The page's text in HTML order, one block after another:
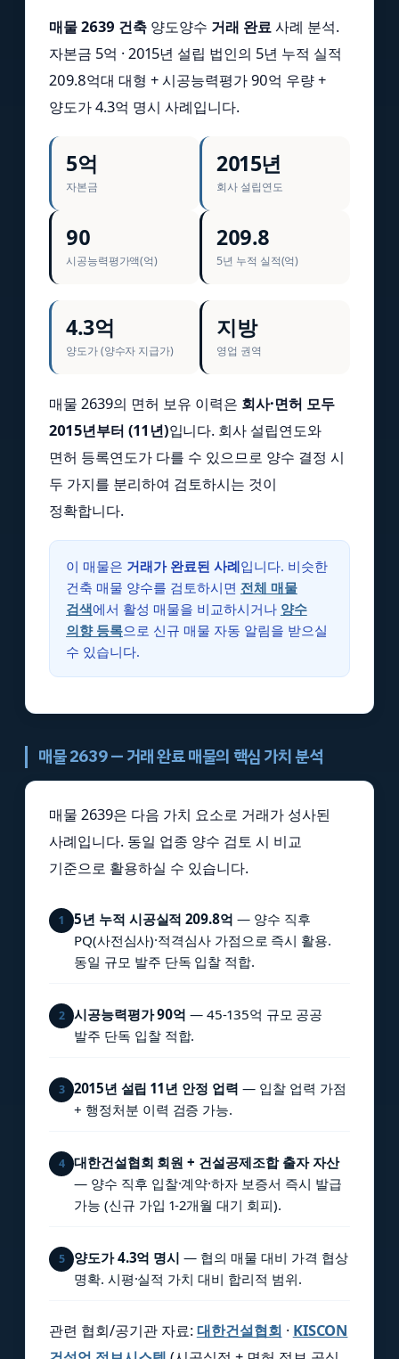
매물 2639 건축양도양수 거래 완료사례 분석.
자본금 5억 · 2015년 설립 법인의 5년 누적 실적
209.8억대 대형 + 시공능력평가 90억 우량 +
양도가 4.3억 명시 사례입니다.
5억
자본금
2015년
회사 설립연도
90
시공능력평가액(억)
209.8
5년 누적 실적(억)
4.3억
양도가 (양수자 지급가)
지방
영업 권역
매물 2639의 면허 보유 이력은 회사·면허 모두
2015년부터 (11년)입니다. 회사 설립연도와
면허 등록연도가 다를 수 있으므로 양수 결정 시
두 가지를 분리하여 검토하시는 것이
정확합니다.
이 매물은 거래가 완료된 사례입니다. 비슷한
건축 매물 양수를 검토하시면 전체 매물
검색에서 활성 매물을 비교하시거나 양수
의향 등록으로 신규 매물 자동 알림을 받으실
수 있습니다.
매물 2639 — 거래 완료 매물의 핵심 가치 분석
매물 2639은 다음 가치 요소로 거래가 성사된
사례입니다. 동일 업종 양수 검토 시 비교
기준으로 활용하실 수 있습니다.
1 5년 누적 시공실적 209.8억 — 양수 직후
PQ(사전심사)·적격심사 가점으로 즉시 활용.
동일 규모 발주 단독 입찰 적합.
2 시공능력평가 90억 — 45-135억 규모 공공
발주 단독 입찰 적합.
3 2015년 설립 11년 안정 업력 — 입찰 업력 가점
+ 행정처분 이력 검증 가능.
4
대한건설협회 회원 + 건설공제조합 출자 자산
— 양수 직후 입찰·계약·하자 보증서 즉시 발급
가능 (신규 가입 1-2개월 대기 회피).
5 양도가 4.3억 명시 — 협의 매물 대비 가격 협상
명확. 시평·실적 가치 대비 합리적 범위.
관련 협회/공기관 자료:대한건설협회 · KISCON